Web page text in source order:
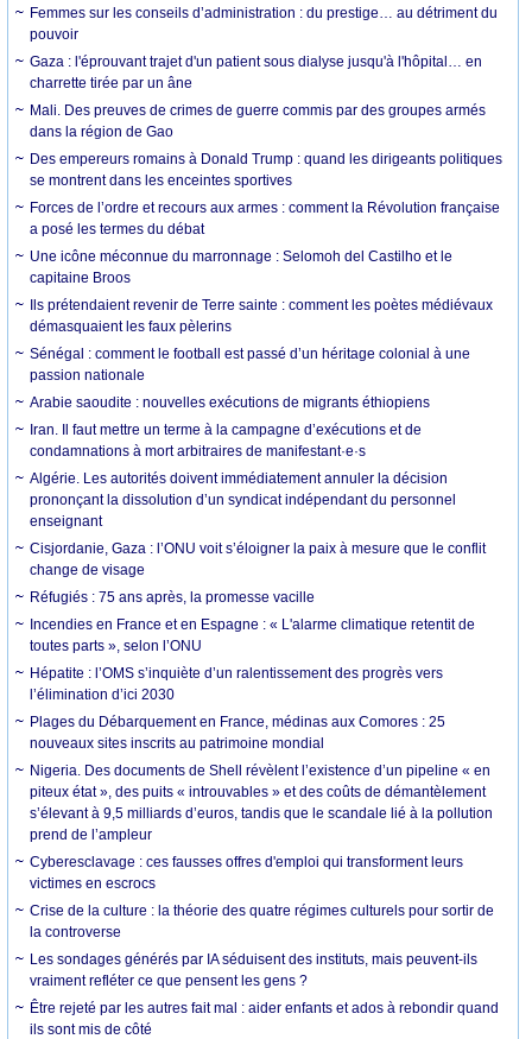
Femmes sur les conseils d’administration : du prestige… au détriment du
pouvoir
Gaza : l'éprouvant trajet d'un patient sous dialyse jusqu'à l'hôpital… en
charrette tirée par un âne
Mali. Des preuves de crimes de guerre commis par des groupes armés
dans la région de Gao
Des empereurs romains à Donald Trump : quand les dirigeants politiques
se montrent dans les enceintes sportives
Forces de l’ordre et recours aux armes : comment la Révolution française
a posé les termes du débat
Une icône méconnue du marronnage : Selomoh del Castilho et le
capitaine Broos
Ils prétendaient revenir de Terre sainte : comment les poètes médiévaux
démasquaient les faux pèlerins
Sénégal : comment le football est passé d’un héritage colonial à une
passion nationale
Arabie saoudite : nouvelles exécutions de migrants éthiopiens
Iran. Il faut mettre un terme à la campagne d’exécutions et de
condamnations à mort arbitraires de manifestant·e·s
Algérie. Les autorités doivent immédiatement annuler la décision
prononçant la dissolution d’un syndicat indépendant du personnel
enseignant
Cisjordanie, Gaza : l’ONU voit s’éloigner la paix à mesure que le conflit
change de visage
Réfugiés : 75 ans après, la promesse vacille
Incendies en France et en Espagne : « L'alarme climatique retentit de
toutes parts », selon l’ONU
Hépatite : l’OMS s’inquiète d’un ralentissement des progrès vers
l’élimination d’ici 2030
Plages du Débarquement en France, médinas aux Comores : 25
nouveaux sites inscrits au patrimoine mondial
Nigeria. Des documents de Shell révèlent l’existence d’un pipeline « en
piteux état », des puits « introuvables » et des coûts de démantèlement
s’élevant à 9,5 milliards d’euros, tandis que le scandale lié à la pollution
prend de l’ampleur
Cyberesclavage : ces fausses offres d'emploi qui transforment leurs
victimes en escrocs
Crise de la culture : la théorie des quatre régimes culturels pour sortir de
la controverse
Les sondages générés par IA séduisent des instituts, mais peuvent-ils
vraiment refléter ce que pensent les gens ?
Être rejeté par les autres fait mal : aider enfants et ados à rebondir quand
ils sont mis de côté